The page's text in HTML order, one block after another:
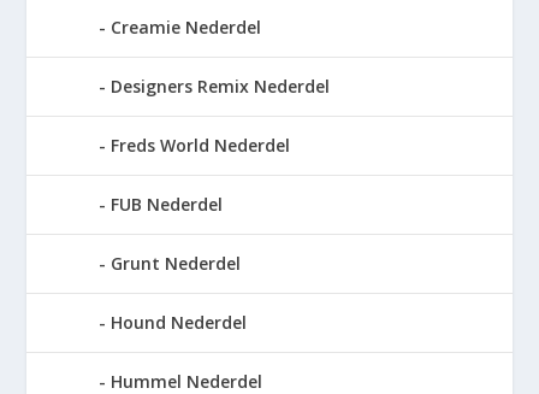
Creamie Nederdel
Designers Remix Nederdel
Freds World Nederdel
FUB Nederdel
Grunt Nederdel
Hound Nederdel
Hummel Nederdel